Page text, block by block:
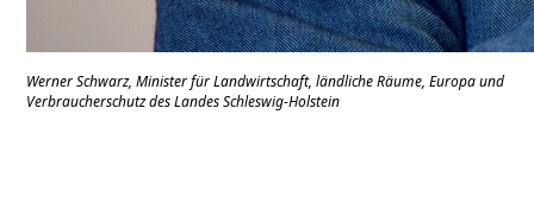
Werner Schwarz, Minister für Landwirtschaft, ländliche Räume, Europa und
Verbraucherschutz des Landes Schleswig-Holstein